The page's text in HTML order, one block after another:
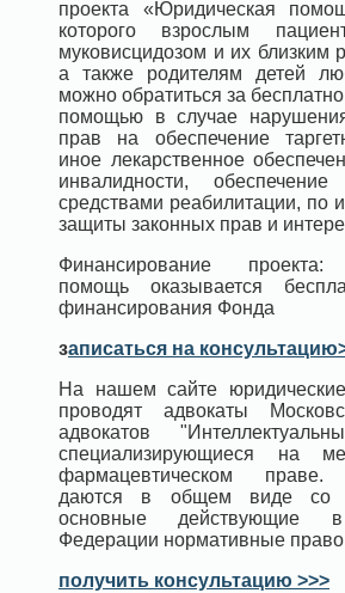
проекта «Юридическая
которого взрослым
муковисцидозом и их близким
а также родителям детей
можно обратиться за
помощью в случае
прав на обеспечение
иное лекарственное
инвалидности, обеспечение
средствами реабилитации, по
защиты законных прав и
Финансирование проекта:
помощь оказывается
финансирования Фонда
записаться на
На нашем сайте юридические
проводят адвокаты
адвокатов
специализирующиеся на
фармацевтическом праве.
даются в общем виде со
основные действующие в
Федерации нормативные
получить консультацию >>>